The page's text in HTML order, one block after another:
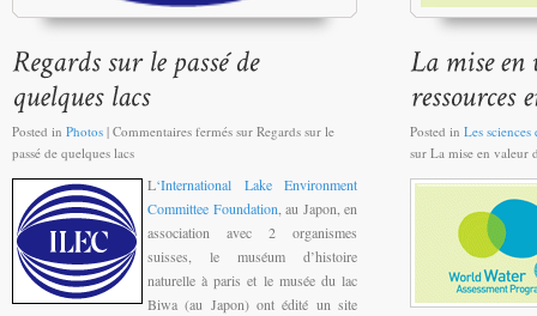
Posted in Photos | Commentaires fermés sur Regards sur le
passé de quelques lacs
L‘International Lake Environment
Committee Foundation , au Japon, en
association avec 2 organismes
suisses, le muséum d’histoire
naturelle à paris et le musée du lac
Biwa (au Japon) ont édité un site
Posted in Les sciences
sur La mise en valeur